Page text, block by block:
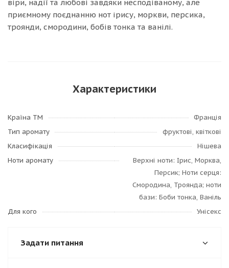
віри, надії та любові завдяки несподіваному, але
приємному поєднанню нот ірису, моркви, персика,
троянди, смородини, бобів тонка та ванілі.
Характеристики
Країна ТМ
Франція
Тип аромату
фруктові, квіткові
Класифікація
Нішева
Ноти аромату
Верхні ноти: Ірис, Морква,
Персик; Ноти серця:
Смородина, Троянда; ноти
бази: Боби тонка, Ваніль
Для кого
Унісекс
Задати питання